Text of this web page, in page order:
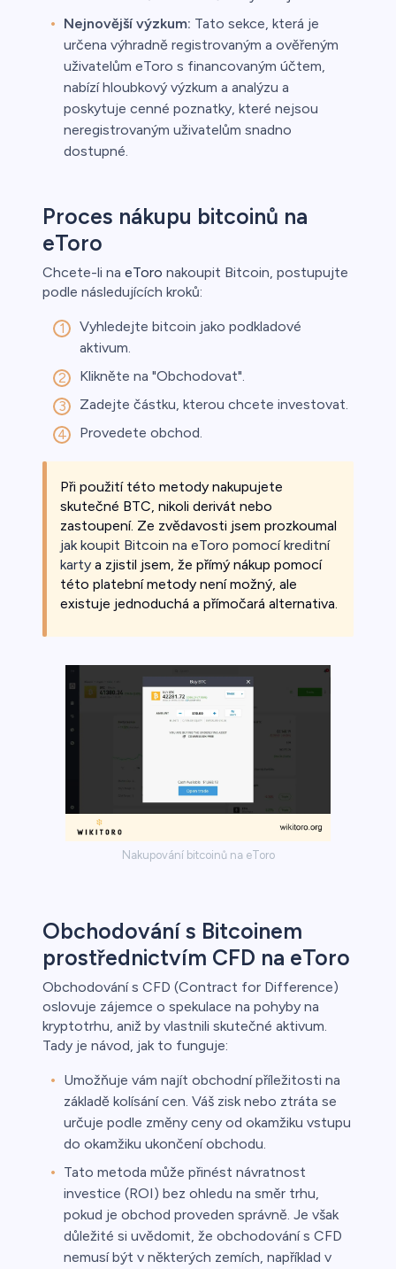
Nejnovější výzkum: Tato sekce, která je
určena výhradně registrovaným a ověřeným
uživatelům eToro s financovaným účtem,
nabízí hloubkový výzkum a analýzu a
poskytuje cenné poznatky, které nejsou
neregistrovaným uživatelům snadno
dostupné.
Proces nákupu bitcoinů na
eToro
Chcete-li na eToro nakoupit Bitcoin, postupujte
podle následujících kroků:
Vyhledejte bitcoin jako podkladové
aktivum.
Klikněte na "Obchodovat".
Zadejte částku, kterou chcete investovat.
Provedete obchod.
Při použití této metody nakupujete
skutečné BTC, nikoli derivát nebo
zastoupení. Ze zvědavosti jsem prozkoumal
jak koupit Bitcoin na eToro pomocí kreditní
karty a zjistil jsem, že přímý nákup pomocí
této platební metody není možný, ale
existuje jednoduchá a přímočará alternativa.
Nakupování bitcoinů na eToro
Obchodování s Bitcoinem
prostřednictvím CFD na eToro
Obchodování s CFD (Contract for Difference)
oslovuje zájemce o spekulace na pohyby na
kryptotrhu, aniž by vlastnili skutečné aktivum.
Tady je návod, jak to funguje:
Umožňuje vám najít obchodní příležitosti na
základě kolísání cen. Váš zisk nebo ztráta se
určuje podle změny ceny od okamžiku vstupu
do okamžiku ukončení obchodu.
Tato metoda může přinést návratnost
investice (ROI) bez ohledu na směr trhu,
pokud je obchod proveden správně. Je však
důležité si uvědomit, že obchodování s CFD
nemusí být v některých zemích, například v